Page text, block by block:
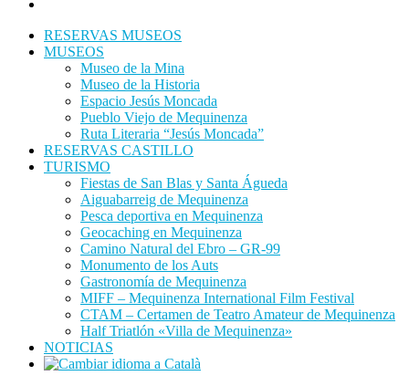
RESERVAS MUSEOS
MUSEOS
Museo de la Mina
Museo de la Historia
Espacio Jesús Moncada
Pueblo Viejo de Mequinenza
Ruta Literaria “Jesús Moncada”
RESERVAS CASTILLO
TURISMO
Fiestas de San Blas y Santa Águeda
Aiguabarreig de Mequinenza
Pesca deportiva en Mequinenza
Geocaching en Mequinenza
Camino Natural del Ebro – GR-99
Monumento de los Auts
Gastronomía de Mequinenza
MIFF – Mequinenza International Film Festival
CTAM – Certamen de Teatro Amateur de Mequinenza
Half Triatlón «Villa de Mequinenza»
NOTICIAS